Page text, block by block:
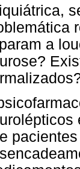
a